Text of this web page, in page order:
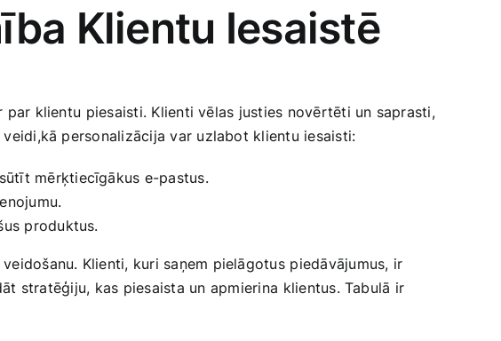
Klientu Iesaistē
klientu⁣ piesaisti. Klienti vēlas justies novērtēti un saprasti,
personalizācija var uzlabot klientu iesaisti:
‌mērķtiecīgākus e-pastus.‍
produktus.
Klienti, ​kuri saņem pielāgotus⁣ piedāvājumus, ir
stratēģiju, kas piesaista un ⁢apmierina ⁣klientus. Tabulā ir